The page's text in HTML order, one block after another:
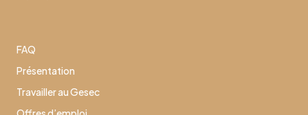
FAQ
Présentation
Travailler au Gesec